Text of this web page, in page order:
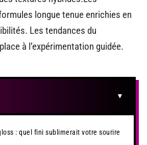
longue tenue enrichies en
Les tendances du
à l’expérimentation guidée.
: quel fini sublimerait votre sourire